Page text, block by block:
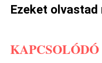
Ezeket olvastad